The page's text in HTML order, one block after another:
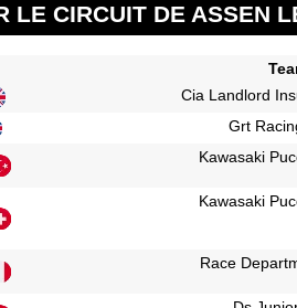
LE CIRCUIT DE ASSEN
Cia Landlord
Grt
Kawasaki
Kawasaki
Race